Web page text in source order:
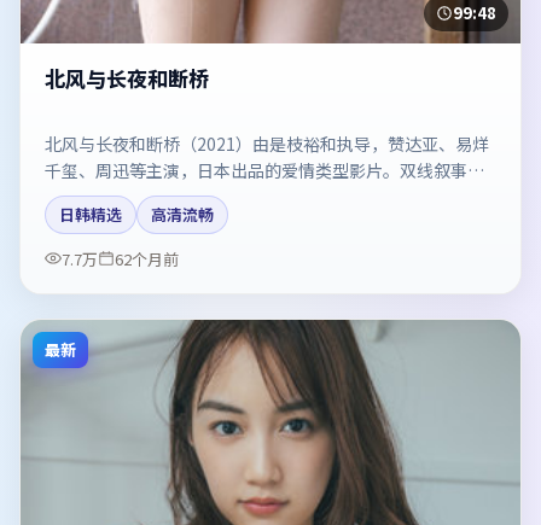
99:48
北风与长夜和断桥
北风与长夜和断桥（2021）由是枝裕和执导，赞达亚、易烊
千玺、周迅等主演，日本出品的爱情类型影片。双线叙事把
悬念保持到最后一刻。剧情简介与主创信息可供检索参考，
上映日期以片方资料为准。
日韩精选
高清流畅
7.7万
62个月前
最新